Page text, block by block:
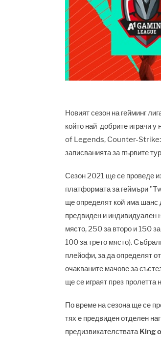
Новият сезон на гейминг
който най-добрите играчи
of Legends, Counter-
записванията за първите
Сезон 2021 ще се проведе
платформата за геймъри
ще определят кой има шанс
предвиден и индивидуален
място, 250 за второ и 150 за
100 за трето място).
плейофи, за да определят
очакваните мачове за
ще се играят през пролетта
По време на сезона ще се
тях е предвиден отделен
предизвикателстватаKing